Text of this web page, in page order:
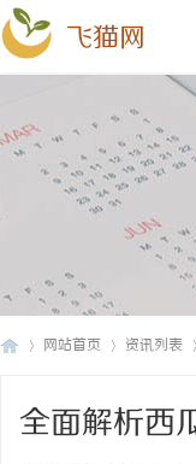
飞猫网
网站首页 资讯列表
全面解析西